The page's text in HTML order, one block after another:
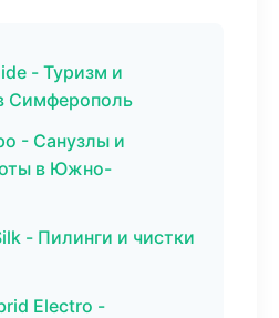
- Туризм и
Симферополь
- Санузлы и
в Южно-
- Пилинги и чистки
Electro -